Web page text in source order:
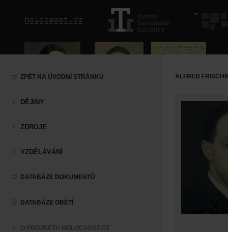
ZPĚT NA ÚVODNÍ STRÁNKU
DĚJINY
ZDROJE
VZDĚLÁVÁNÍ
DATABÁZE DOKUMENTŮ
DATABÁZE OBĚTÍ
O PROJEKTU HOLOCAUST.CZ
ALFRED